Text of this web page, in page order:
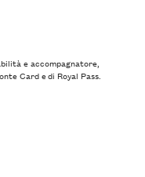
e accompagnatore,
Card e di Royal Pass.